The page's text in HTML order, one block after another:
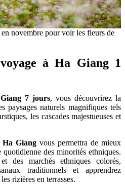
novembre pour voir les fleurs de
à Ha Giang 1
7 jours, vous découvrirez la
paysages naturels magnifiques tels
les cascades majestueuses et
Ha Giang vous permettra de mieux
des minorités ethniques.
des marchés ethniques colorés,
traditionnels et apprendrez
rizières en terrasses.